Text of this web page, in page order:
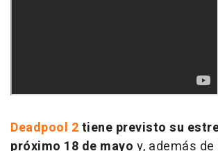
Deadpool 2tiene previsto su
próximo 18 de mayo y, además de